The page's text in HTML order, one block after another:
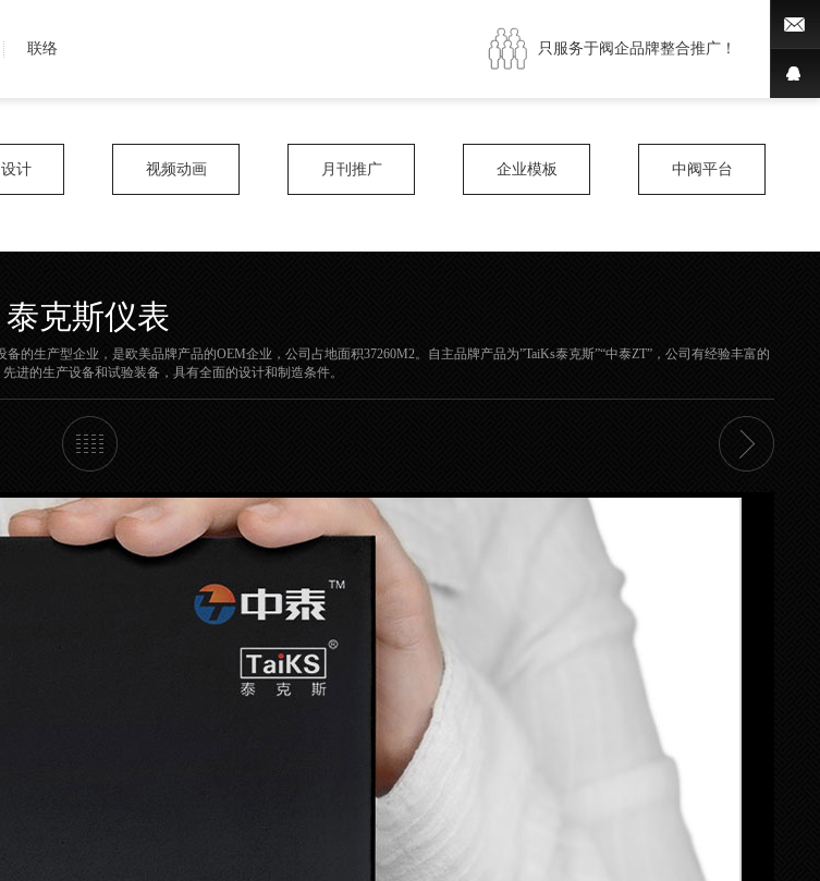
联络 只服务于阀企品牌整合推广！
计 视频动画 月刊推广 企业模板 中阀平台
泰克斯仪表
生产型企业，是欧美品牌产品的OEM企业，公司占地面积37260M2。自主品牌产品为”TaiKs泰克斯”“中泰ZT”，公司有经验丰富的
进的生产设备和试验装备，具有全面的设计和制造条件。